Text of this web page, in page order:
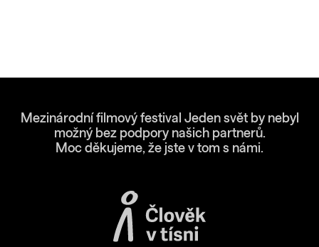
Mezinárodní filmový festival Jeden svět by nebyl
možný bez podpory našich partnerů.
Moc děkujeme, že jste v tom s námi.